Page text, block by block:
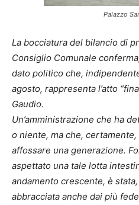
Palazzo
La bocciatura del bilancio di
Consiglio Comunale
dato politico che,
agosto, rappresenta l’atto
Gaudio.
Un’amministrazione che ha
o niente, ma che,
affossare una generazione.
aspettato una tale lotta
andamento crescente, è
abbracciata anche dai più